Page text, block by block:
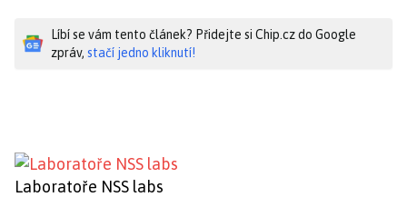
Líbí se vám tento článek? Přidejte si Chip.cz do Google
zpráv, stačí jedno kliknutí!
Laboratoře NSS labs